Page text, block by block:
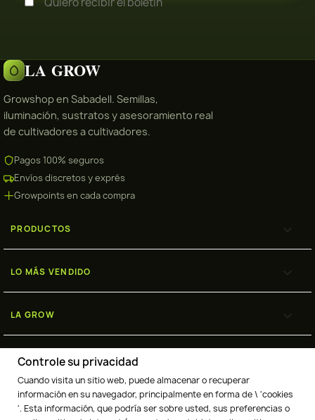
LA GROW
Growshop en Sabadell. Semillas,
iluminación, sustratos y asesoramiento real
de cultivadores a cultivadores.
Pagos 100% seguros
Envíos discretos y exprés
Growpoints en cada compra
PRODUCTOS 
LO MÁS VENDIDO 
LA GROW 
ENVÍOS
Controle su privacidad
Cuando visita un sitio web, puede almacenar o recuperar
información en su navegador, principalmente en forma de \ 'cookies
'. Esta información, que podría ser sobre usted, sus preferencias o